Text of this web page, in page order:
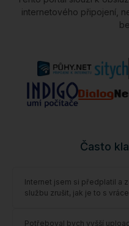
internetového připojení,
Často
Internet jsem si předplatil a
službu zrušit, jak je to s
Potřeboval bych vyšší